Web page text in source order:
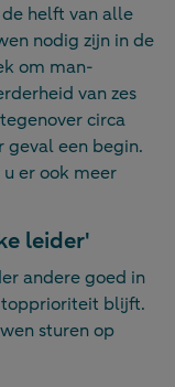
helft van alle
nodig zijn in de
om man-
van zes
circa
geval een begin.
er ook meer
leider'
andere goed in
blijft.
sturen op